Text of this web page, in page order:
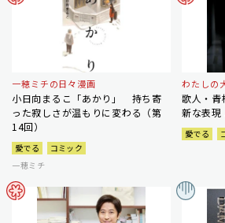
一穂ミチの日々漫画
小日向まるこ「あかり」 持ち寄
った寂しさが温もりに変わる（第
14回）
愛でる
コミック
一穂ミチ
わたしの
歌人・
新な表現
愛でる